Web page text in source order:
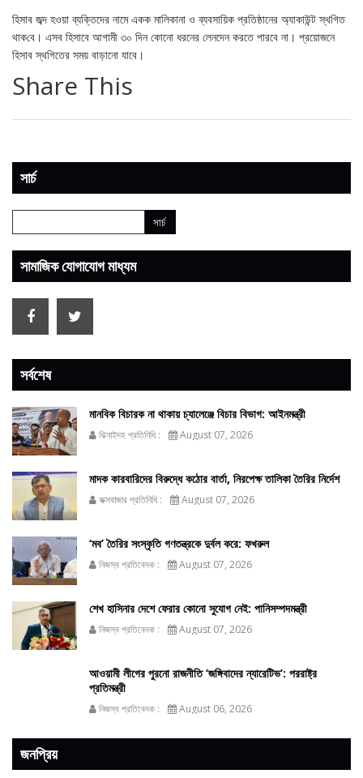
হিসাব জব্দ হওয়া ব্যক্তিদের নামে একক মালিকানা ও ব্যবসায়িক প্রতিষ্ঠানের অ্যাকাউন্ট স্থগিত
থাক‌বে। এসব হিসাবে আগামী ৩০ দিন কোনো ধরনের লেনদেন করতে পারবে না। প্রয়োজনে
হিসাব স্থগিতের সময় বাড়ানো যাবে।
Share This
সার্চ
সামাজিক যোগাযোগ মাধ্যম
সর্বশেষ
মানবিক বিচারক না থাকায় চ্যালেঞ্জে বিচার বিভাগ: আইনমন্ত্রী
ঝিনাইদহ প্রতিনিধি : August 07, 2026
মাদক কারবারিদের বিরুদ্ধে কঠোর বার্তা, নিরপেক্ষ তালিকা তৈরির নির্দেশ
কক্সবাজার প্রতিনিধি : August 07, 2026
‘মব’ তৈরির সংস্কৃতি গণতন্ত্রকে দুর্বল করে: ফখরুল
নিজস্ব প্রতিবেদক : August 07, 2026
শেখ হাসিনার দেশে ফেরার কোনো সুযোগ নেই: পানিসম্পদমন্ত্রী
নিজস্ব প্রতিবেদক : August 07, 2026
আওয়ামী লীগের পুরনো রাজনীতি ‘জঙ্গিবাদের ন্যারেটিভ’: পররাষ্ট্র
প্রতিমন্ত্রী
নিজস্ব প্রতিবেদক : August 06, 2026
জনপ্রিয়